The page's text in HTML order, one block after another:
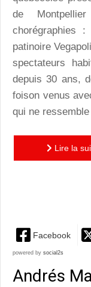
de
chorégraphies :
patinoire
spectateurs
depuis 30 ans,
foison venus
qui ne
Lire la
Facebook
powered by social2s
Andrés